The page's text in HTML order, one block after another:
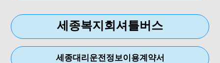
세종복지회셔틀버스
세종대리운전정보이용계약서